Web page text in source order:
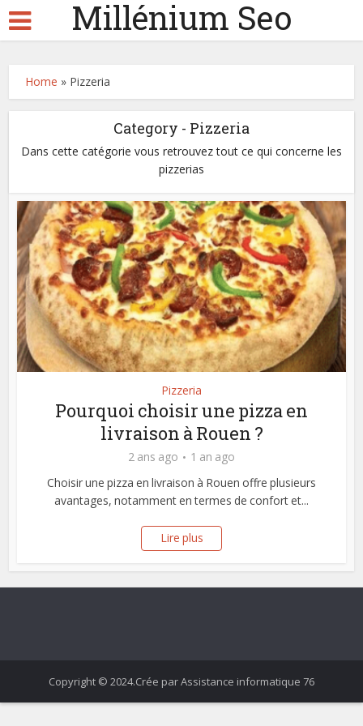
Millénium Seo
Home » Pizzeria
Category - Pizzeria
Dans cette catégorie vous retrouvez tout ce qui concerne les
pizzerias
Pizzeria
Pourquoi choisir une pizza en
livraison à Rouen ?
2 ans ago
1 an ago
Choisir une pizza en livraison à Rouen offre plusieurs
avantages, notamment en termes de confort et...
Lire plus
Copyright © 2024.Crée par Assistance informatique 76